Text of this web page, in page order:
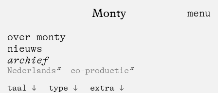
Monty
over monty
nieuws
archief
Nederlands
co-productie
taal
type extra